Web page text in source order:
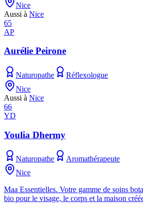
Nice
Aussi à Nice
65
AP
Aurélie Peirone
Naturopathe
Réflexologue
Nice
Aussi à Nice
66
YD
Youlia Dhermy
Naturopathe
Aromathérapeute
Nice
Maa Essentielles. Votre gamme de soins
bio pour le visage, le corps et la maison